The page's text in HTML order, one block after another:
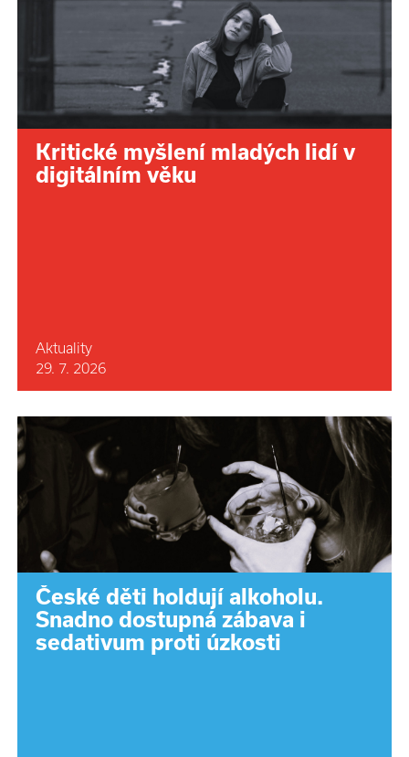
Kritické myšlení mladých lidí v
digitálním věku
Aktuality
29. 7. 2026
České děti holdují alkoholu.
Snadno dostupná zábava i
sedativum proti úzkosti